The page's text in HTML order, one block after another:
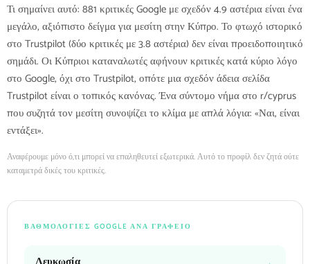
Τι σημαίνει αυτό: 881 κριτικές Google με σχεδόν 4.9 αστέρια είναι ένα
μεγάλο, αξιόπιστο δείγμα για μεσίτη στην Κύπρο. Το φτωχό ιστορικό
στο Trustpilot (δύο κριτικές με 3.8 αστέρια) δεν είναι προειδοποιητικό
σημάδι. Οι Κύπριοι καταναλωτές αφήνουν κριτικές κατά κύριο λόγο
στο Google, όχι στο Trustpilot, οπότε μια σχεδόν άδεια σελίδα
Trustpilot είναι ο τοπικός κανόνας. Ένα σύντομο νήμα στο r/cyprus
που συζητά τον μεσίτη συνοψίζει το κλίμα με απλά λόγια: «Ναι, είναι
εντάξει».
Αναφέρουμε μόνο ό,τι μπορεί να επαληθευτεί εξωτερικά. Αυτό το προφίλ δεν ζητά ούτε
καταμετρά δικές του κριτικές.
ΒΑΘΜΟΛΟΓΊΕΣ GOOGLE ΑΝΆ ΓΡΑΦΕΊΟ